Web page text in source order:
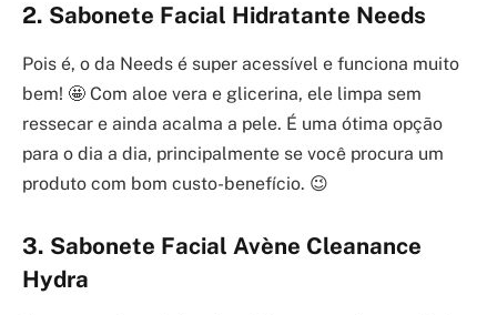
2. Sabonete Facial Hidratante Needs
Pois é, o da Needs é super acessível e funciona muito
bem! 🤩 Com aloe vera e glicerina, ele limpa sem
ressecar e ainda acalma a pele. É uma ótima opção
para o dia a dia, principalmente se você procura um
produto com bom custo-benefício. 😉
3. Sabonete Facial Avène Cleanance
Hydra